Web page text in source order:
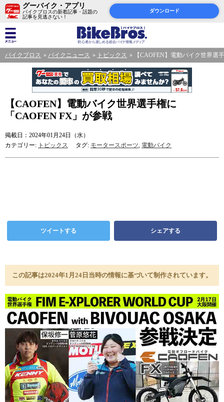
グーバイク・アプリ
バイクブロスの新着記事・話題の
記事を見逃さない！
ダウンロード
バイクブロス バイクニュース トピックス 【CAOFEN】電動バイク世界選
【CAOFEN】電動バイク世界選手権に
「CAOFEN FX」が参戦
掲載日：2024年01月24日（水）
カテゴリー: トピックス タグ: モータースポーツ, 電動バイク
ツイートする シェアする
この記事は2024年1月24日当時の情報に基づいて制作されています。